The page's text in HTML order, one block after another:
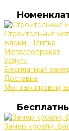
Строительные
Блоки, Плитка
Металлопрокат
Услуги
Бесплатный
Доставка
Монтаж кровли,
Замер кровли,